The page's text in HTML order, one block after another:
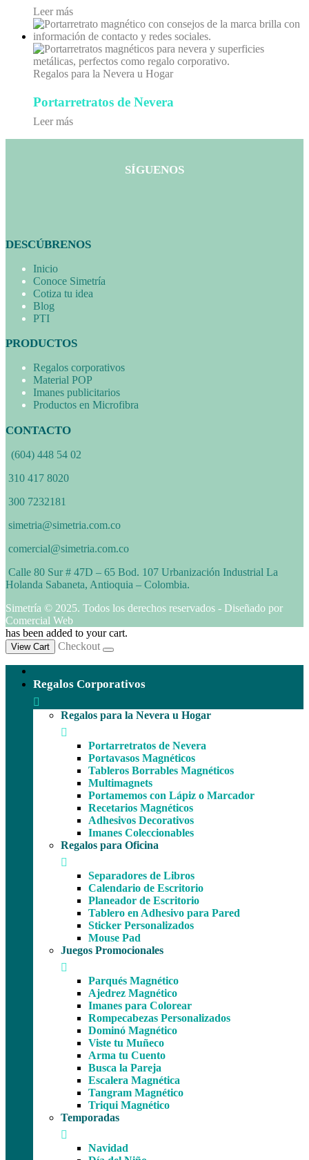
Leer más
Regalos para la Nevera u Hogar
Portarretratos de Nevera
Leer más
SÍGUENOS
DESCÚBRENOS
Inicio
Conoce Simetría
Cotiza tu idea
Blog
PTI
PRODUCTOS
Regalos corporativos
Material POP
Imanes publicitarios
Productos en Microfibra
CONTACTO
(604) 448 54 02
310 417 8020
300 7232181
simetria@simetria.com.co
comercial@simetria.com.co
Calle 80 Sur # 47D – 65 Bod. 107 Urbanización Industrial La
Holanda Sabaneta, Antioquia – Colombia.
Simetría © 2025. Todos los derechos reservados - Diseñado por
Comercial Web
has been added to your cart.
View Cart Checkout
Regalos Corporativos
Regalos para la Nevera u Hogar
Portarretratos de Nevera
Portavasos Magnéticos
Tableros Borrables Magnéticos
Multimagnets
Portamemos con Lápiz o Marcador
Recetarios Magnéticos
Adhesivos Decorativos
Imanes Coleccionables
Regalos para Oficina
Separadores de Libros
Calendario de Escritorio
Planeador de Escritorio
Tablero en Adhesivo para Pared
Sticker Personalizados
Mouse Pad
Juegos Promocionales
Parqués Magnético
Ajedrez Magnético
Imanes para Colorear
Rompecabezas Personalizados
Dominó Magnético
Viste tu Muñeco
Arma tu Cuento
Busca la Pareja
Escalera Magnética
Tangram Magnético
Triqui Magnético
Temporadas
Navidad